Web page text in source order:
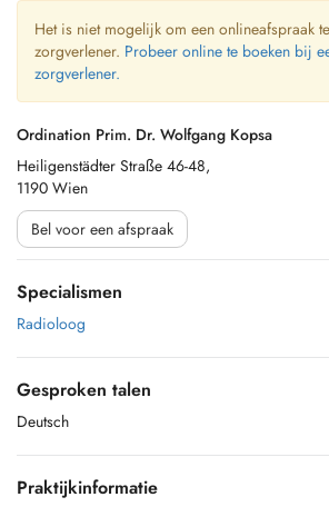
Het is niet mogelijk om een onlineafspraak
zorgverlener. Probeer online te boeken bij
zorgverlener.
Ordination Prim. Dr. Wolfgang Kopsa
Heiligenstädter Straße 46-48,
1190 Wien
Bel voor een afspraak
Specialismen
Radioloog
Gesproken talen
Deutsch
Praktijkinformatie